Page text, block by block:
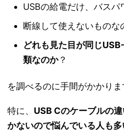
USBの給電だけ、バスパ
断線して使えないものな
どれも見た目が同じ
類なのか？
を調べるのに手間がかかりま
特に、 USB Cのケーブルの
かないので悩んでいる人も多